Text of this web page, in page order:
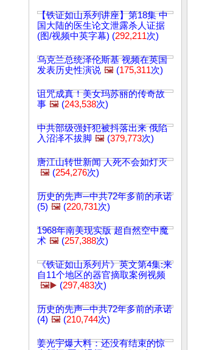
【铁证如山系列讲座】第18集 中
国大陆的医生论文泄露杀人证据
(图/视频中英字幕) (292,211次)
乌克兰总统泽伦斯基 视频在英国
发表历史性演说 🖼️ (175,311次)
诅咒成真！美女玛苏丽的传奇故
事 🖼️ (243,538次)
中共部级强奸犯被抖落出来 俄陷
入沼泽不拔脚 🖼️ (379,773次)
唐江山转世新闻 人死不会如灯灭
🖼️ (254,276次)
历史的先声─中共72年多前的承诺
(5) 🖼️ (220,731次)
1968年南美现实版 超自然空中魔
术 🖼️ (257,388次)
《铁证如山系列片》英文第4集:来
自11个地区的器官摘取案例视频
🖼️▶️ (297,483次)
历史的先声─中共72年多前的承诺
(4) 🖼️ (210,744次)
姜光宇爆大料：还没有结束的惊